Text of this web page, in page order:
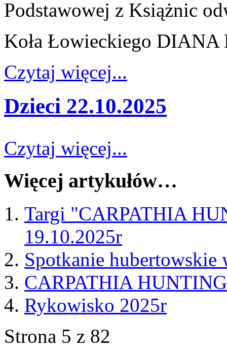
Podstawowej z Książnic
Koła Łowieckiego
Czytaj więcej...
Dzieci 22.10.2025
Czytaj więcej...
Więcej artykułów…
Targi "CARPATHIA
19.10.2025r
Spotkanie
CARPATHIA
Rykowisko 2025r
Strona 5 z 82